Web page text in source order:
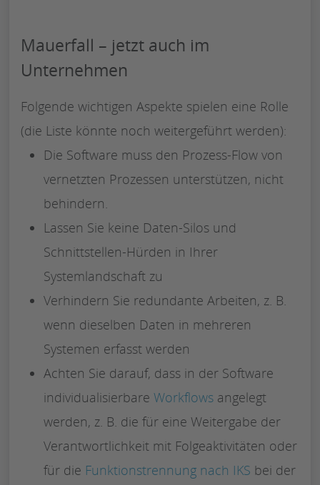
Mauerfall – jetzt auch im
Unternehmen
Folgende wichtigen Aspekte spielen eine Rolle
(die Liste könnte noch weitergeführt werden):
Die Software muss den Prozess-Flow von
vernetzten Prozessen unterstützen, nicht
behindern.
Lassen Sie keine Daten-Silos und
Schnittstellen-Hürden in Ihrer
Systemlandschaft zu
Verhindern Sie redundante Arbeiten, z. B.
wenn dieselben Daten in mehreren
Systemen erfasst werden
Achten Sie darauf, dass in der Software
individualisierbare Workflows angelegt
werden, z. B. die für eine Weitergabe der
Verantwortlichkeit mit Folgeaktivitäten oder
für die Funktionstrennung nach IKS bei der